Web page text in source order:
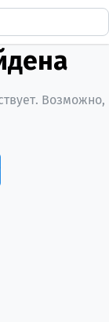
Возможно,